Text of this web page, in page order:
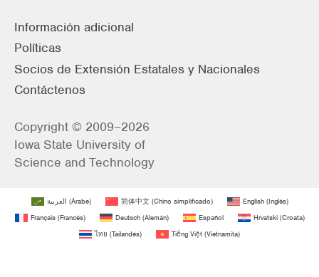
Información adicional
Políticas
Socios de Extensión Estatales y Nacionales
Contáctenos
Copyright © 2009–2026
Iowa State University of
Science and Technology
العربية (Árabe) 简体中文(Chino simplificado) English(Inglés)
Français(Francés) Deutsch(Alemán) Español Hrvatski(Croata)
ไทย (Tailandés) Tiếng Việt (Vietnamita)